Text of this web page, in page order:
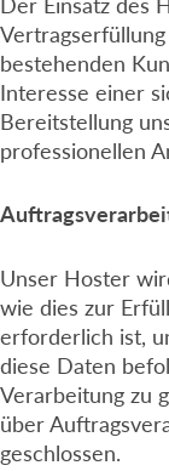
bestehenden
Interesse einer
Bereitstellung
professionellen
Unser Hoster
wie dies zur
erforderlich ist,
diese Daten
Verarbeitung zu
über
geschlossen.